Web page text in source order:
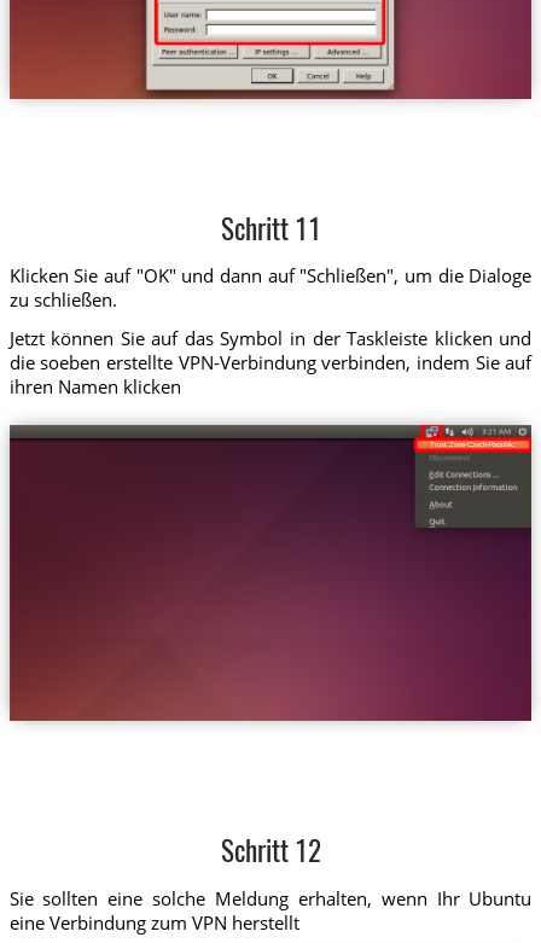
Schritt 11
Klicken Sie auf "OK" und dann auf "Schließen", um die Dialoge
zu schließen.
Jetzt können Sie auf das Symbol in der Taskleiste klicken und
die soeben erstellte VPN-Verbindung verbinden, indem Sie auf
ihren Namen klicken
Trust.Zone-Czech-Republic
Schritt 12
Sie sollten eine solche Meldung erhalten, wenn Ihr Ubuntu
eine Verbindung zum VPN herstellt